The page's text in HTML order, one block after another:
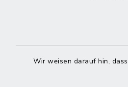
Wir weisen darauf hin,